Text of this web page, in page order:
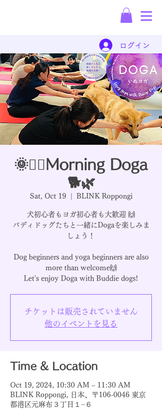
ログイン
🌞🧘‍♀️Morning Doga
🐕🌿
Sat, Oct 19 BLINK Roppongi
犬初心者もヨガ初心者も大歓迎 🙌
バディドッグたちと一緒にDogaを楽しみま
しょう！
Dog beginners and yoga beginners are also
more than welcome🙌
チケットは販売されていません
他のイベントを見る
Time & Location
Oct 19, 2024, 10:30 AM – 11:30 AM
BLINK Roppongi, 日本、〒106-0046 東京
都港区元麻布３丁目１−６